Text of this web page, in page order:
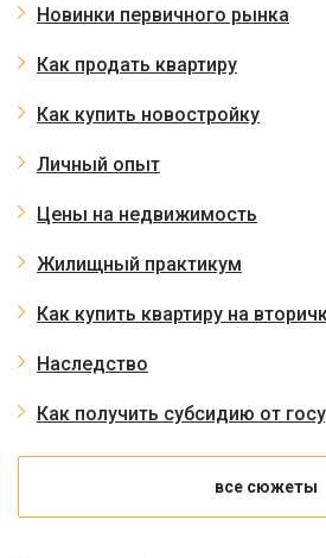
Новинки первичного рынка
Как продать квартиру
Как купить новостройку
Личный опыт
Цены на недвижимость
Жилищный практикум
Как купить квартиру на
Наследство
Как получить субсидию от
все сюжеты